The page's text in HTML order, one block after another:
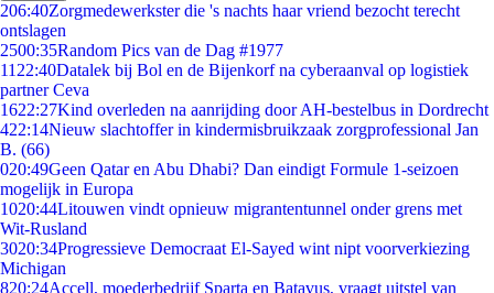
206:40Zorgmedewerkster die 's nachts haar vriend bezocht terecht
ontslagen
2500:35Random Pics van de Dag #1977
11 22:40Datalek bij Bol en de Bijenkorf na cyberaanval op logistiek
partner Ceva
1622:27Kind overleden na aanrijding door AH-bestelbus in Dordrecht
422:14Nieuw slachtoffer in kindermisbruikzaak zorgprofessional Jan
B. (66)
020:49Geen Qatar en Abu Dhabi? Dan eindigt Formule 1-seizoen
mogelijk in Europa
1020:44Litouwen vindt opnieuw migrantentunnel onder grens met
Wit-Rusland
3020:34Progressieve Democraat El-Sayed wint nipt voorverkiezing
Michigan
820:24Accell, moederbedrijf Sparta en Batavus, vraagt uitstel van